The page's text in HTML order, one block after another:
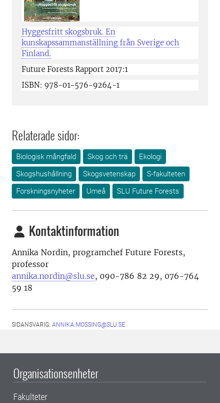
Hyggesfritt skogsbruk. En
kunskapssammanställning från Sverige och
Finland.
Future Forests Rapport 2017:1
ISBN: 978-01-576-9264-1
Relaterade sidor:
Biologisk mångfald Skog och trä
Ekologi
Skogshushållning
Skogsvetenskap
S-fakulteten
Forskningsnyheter
Umeå SLU Future Forests
Kontaktinformation
Annika Nordin, programchef Future Forests,
professor
annika.nordin@slu.se, 090-786 82 29, 076-764
59 18
SIDANSVARIG: ANNIKA.MOSSING@SLU.SE
Organisationsenheter
Fakulteter